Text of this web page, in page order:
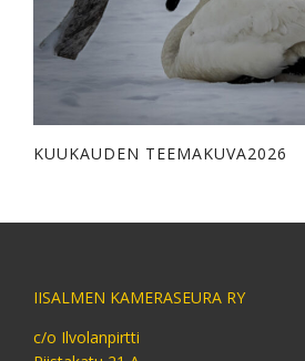
KUUKAUDEN TEEMAKUVA2026
IISALMEN KAMERASEURA RY
c/o Ilvolanpirtti